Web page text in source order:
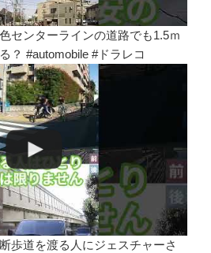
センターラインの道路でも1.5ｍ
？ #automobile #ドラレコ
歩道を渡る人にジェスチャーさ